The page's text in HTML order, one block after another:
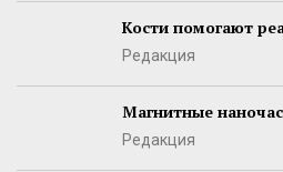
Кости помогают
Редакция
Магнитные
Редакция